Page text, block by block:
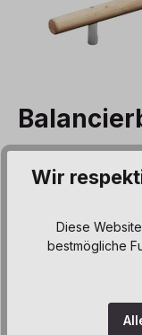
Preise inkl. MwSt.
Produkt
Sofort
Wir
Diese
bestmögliche